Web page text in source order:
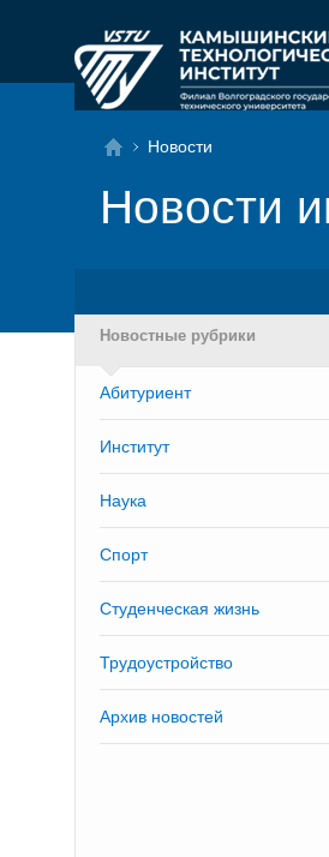
Новости
Новости
Новостные рубрики
Абитуриент
Институт
Наука
Спорт
Студенческая жизнь
Трудоустройство
Архив новостей